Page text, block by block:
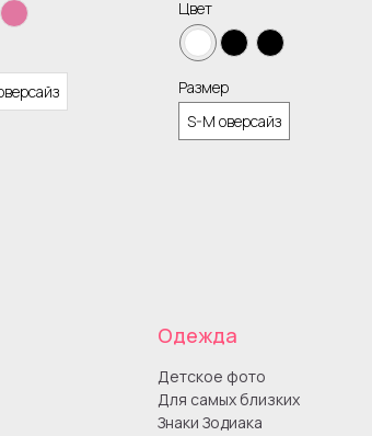
Цвет
Размер
S-M оверсайз
Детское фото
Для самых близких
Знаки Зодиака
Одежда